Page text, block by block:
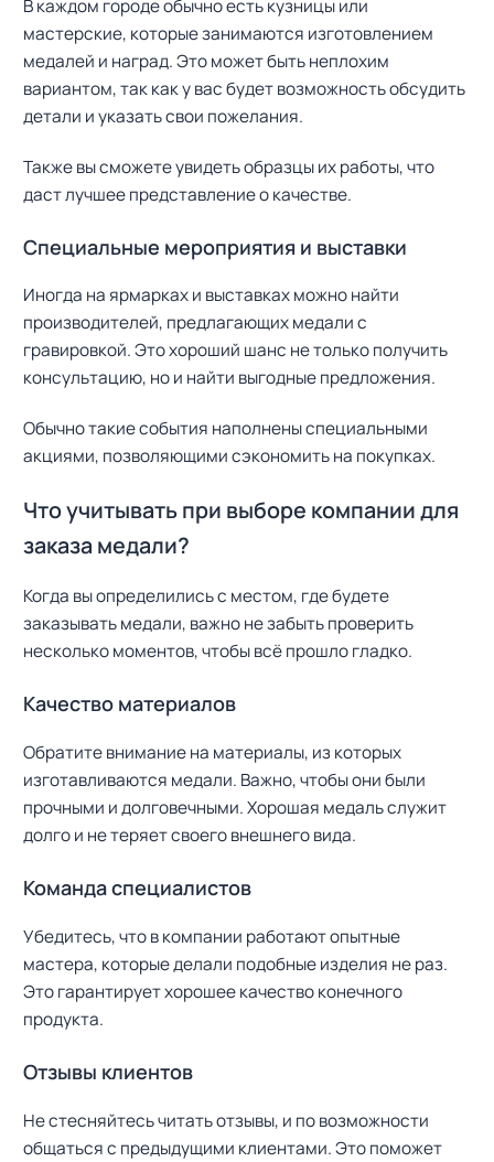
В каждом городе обычно есть кузницы или
мастерские, которые занимаются изготовлением
медалей и наград. Это может быть неплохим
вариантом, так как у вас будет возможность обсудить
детали и указать свои пожелания.
Также вы сможете увидеть образцы их работы, что
даст лучшее представление о качестве.
Специальные мероприятия и выставки
Иногда на ярмарках и выставках можно найти
производителей, предлагающих медали с
гравировкой. Это хороший шанс не только получить
консультацию, но и найти выгодные предложения.
Обычно такие события наполнены специальными
акциями, позволяющими сэкономить на покупках.
Что учитывать при выборе компании для
заказа медали?
Когда вы определились с местом, где будете
заказывать медали, важно не забыть проверить
несколько моментов, чтобы всё прошло гладко.
Качество материалов
Обратите внимание на материалы, из которых
изготавливаются медали. Важно, чтобы они были
прочными и долговечными. Хорошая медаль служит
долго и не теряет своего внешнего вида.
Команда специалистов
Убедитесь, что в компании работают опытные
мастера, которые делали подобные изделия не раз.
Это гарантирует хорошее качество конечного
продукта.
Отзывы клиентов
Не стесняйтесь читать отзывы, и по возможности
общаться с предыдущими клиентами. Это поможет